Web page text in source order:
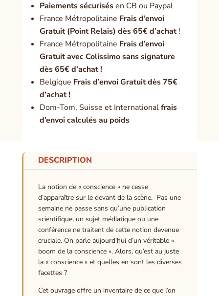
Paiements sécurisésen CB ou Paypal
France Métropolitaine Frais d’envoi
Gratuit (Point Relais) dès 65€ d’achat!
France Métropolitaine Frais d’envoi
Gratuit avec Colissimo sans signature
dès 65€ d’achat !
Belgique Frais d’envoi Gratuit dès 75€
d’achat !
Dom-Tom, Suisse et Internationalfrais
d’envoi calculés au poids
DESCRIPTION
La notion de « conscience » ne cesse
d’apparaître sur le devant de la scène. Pas une
semaine ne passe sans qu’une publication
scientifique, un sujet médiatique ou une
conférence ne traitent de cette notion devenue
cruciale. On parle aujourd’hui d’un véritable «
boom de la conscience ». Alors, qu’est au juste
la « conscience » et quelles en sont les diverses
facettes ?
Cet ouvrage offre un inventaire de ce que l’on